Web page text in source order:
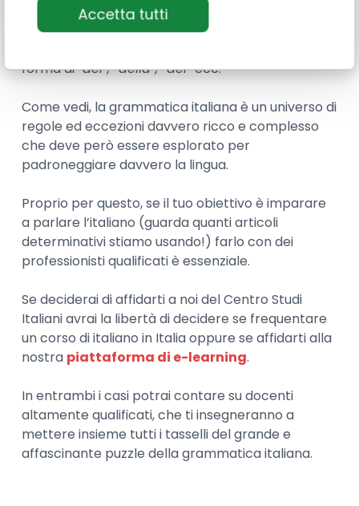
Accetta tutti
ovvero i partitivi. Se non ne hai mai sentito
parlare, questi articoli servono
forma di“del”, “della”, “dei”ecc.
Come vedi, la grammatica italiana è un universo di
regole ed eccezioni davvero ricco e complesso
che deve però essere esplorato per
padroneggiare davvero la lingua.
Proprio per questo, se il tuo obiettivo è imparare
a parlare l’italiano (guarda quanti articoli
determinativi stiamo usando!) farlo con dei
professionisti qualificati è essenziale.
Se deciderai di affidarti a noi del Centro Studi
Italiani avrai la libertà di decidere se frequentare
un corso di italiano in Italia oppure se affidarti alla
nostra piattaforma di e-learning.
In entrambi i casi potrai contare su docenti
altamente qualificati, che ti insegneranno a
mettere insieme tutti i tasselli del grande e
affascinante puzzle della grammatica italiana.